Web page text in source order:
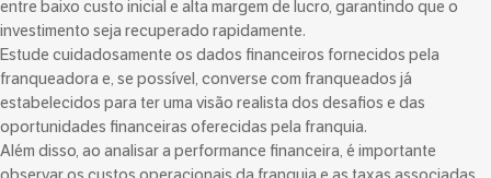
entre baixo custo inicial e alta margem de lucro, garantindo que o
investimento seja recuperado rapidamente.
Estude cuidadosamente os dados financeiros fornecidos pela
franqueadora e, se possível, converse com franqueados já
estabelecidos para ter uma visão realista dos desafios e das
oportunidades financeiras oferecidas pela franquia.
Além disso, ao analisar a performance financeira, é importante